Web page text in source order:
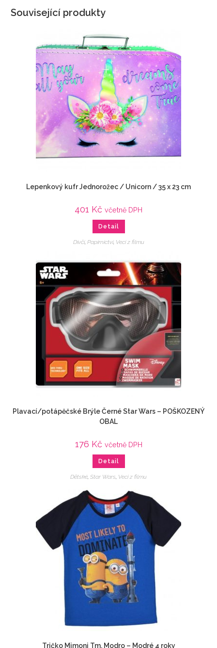
Související produkty
Lepenkový kufr Jednorožec / Unicorn / 35 x 23 cm
401 Kč včetně DPH
Detail
Dívčí, Papírnictví, Veci z filmu
Plavací/potápěčské Brýle Černé Star Wars – POŠKOZENÝ
OBAL
176 Kč včetně DPH
Detail
Dětské Star Wars Veci z filmu
Tričko Mimoni Tm. Modro – Modré 4 roky